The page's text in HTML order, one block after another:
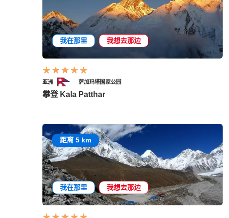
我在那里 我想去那边
亚洲 萨加玛塔国家公园
攀登 Kala Patthar
距离 5 km
我在那里 我想去那边